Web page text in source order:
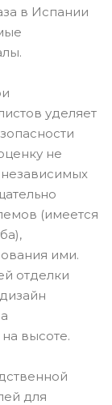
в Испании
уделяет
не
независимых
(имеется
ими.
отделки
высоте.
для